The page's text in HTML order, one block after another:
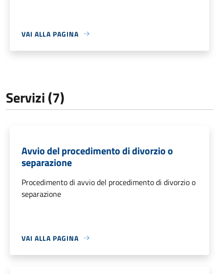
VAI ALLA PAGINA
Servizi (7)
Avvio del procedimento di divorzio o
separazione
Procedimento di avvio del procedimento di divorzio o
separazione
VAI ALLA PAGINA